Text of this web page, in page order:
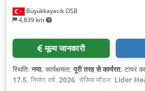
Büyükkayacık OSB
4,839 km
मूल्य जानकारी
स्थिति:नया, कार्यक्षमता:पूरी तरह से कार्यरत, टायर
17.5, निर्माण वर्ष: 2026, चेसिस मॉडल: Lider